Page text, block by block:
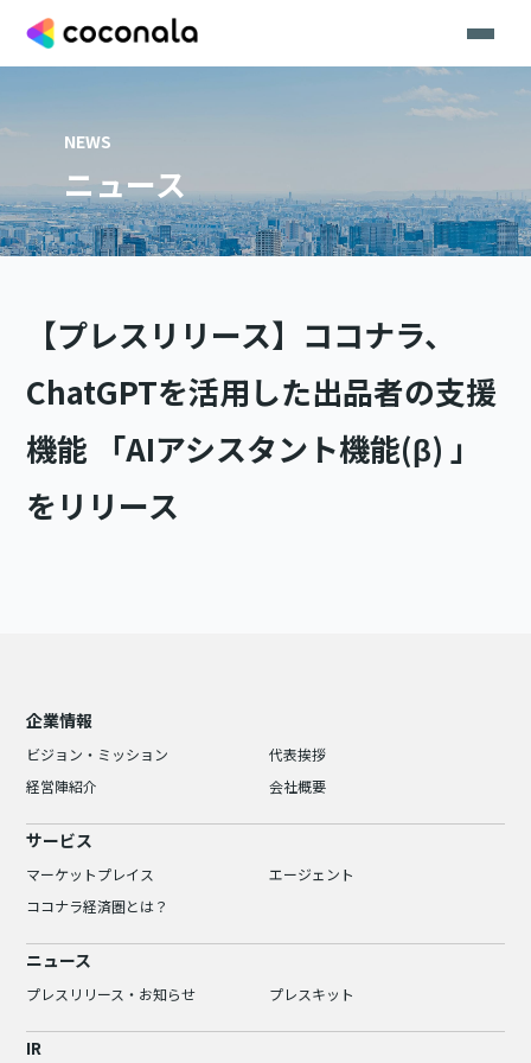
NEWS
ニュース
【プレスリリース】ココナラ、
ChatGPTを活用した出品者の支援
機能 「AIアシスタント機能(β) 」
をリリース
企業情報
ビジョン・ミッション
代表挨拶
経営陣紹介
会社概要
サービス
マーケットプレイス
エージェント
ココナラ経済圏とは？
ニュース
プレスリリース・お知らせ プレスキット
IR